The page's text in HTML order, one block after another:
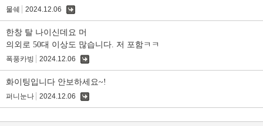
물쉐 2024.12.06
한창 탈 나이신데요 머
의외로 50대 이상도 많습니다. 저 포함ㅋㅋ
폭풍카빙 2024.12.06
화이팅입니다 안보하세요~!
퍼니눈나 2024.12.06